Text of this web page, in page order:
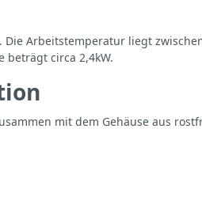
Arbeitstemperatur liegt zwischen
beträgt circa 2,4kW.
mit dem Gehäuse aus